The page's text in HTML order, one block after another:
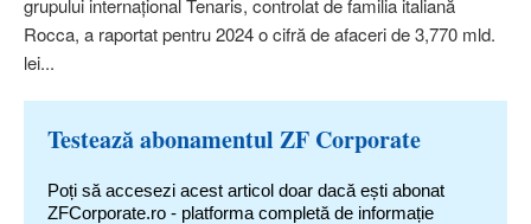
grupului internaţional Tenaris, controlat de familia italiană
Rocca, a raportat pentru 2024 o cifră de afaceri de 3,770 mld.
lei...
Testează abonamentul ZF Corporate
Poți să accesezi acest articol doar dacă ești abonat
ZFCorporate.ro - platforma completă de informație